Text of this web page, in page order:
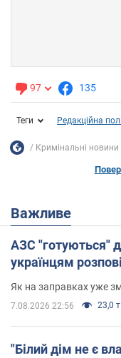
97 135
Теги Редакційна
Кримінальні новини
Важливе
АЗС "готуються"
українцям
Як на заправках уже
7.08.2026 22:56 23,0 т.
"Білий дім не є